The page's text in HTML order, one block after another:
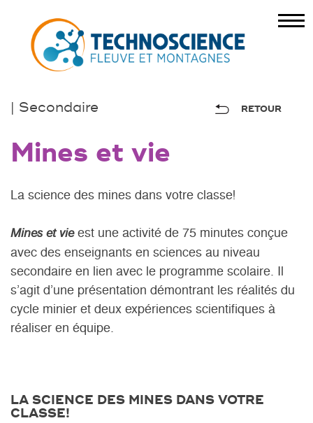
| Secondaire RETOUR
Mines et vie
La science des mines dans votre classe!
Mines et vieest une activité de 75 minutes conçue
avec des enseignants en sciences au niveau
secondaire en lien avec le programme scolaire. Il
s’agit d’une présentation démontrant les réalités du
cycle minier et deux expériences scientifiques à
réaliser en équipe.
LA SCIENCE DES MINES DANS VOTRE
CLASSE!